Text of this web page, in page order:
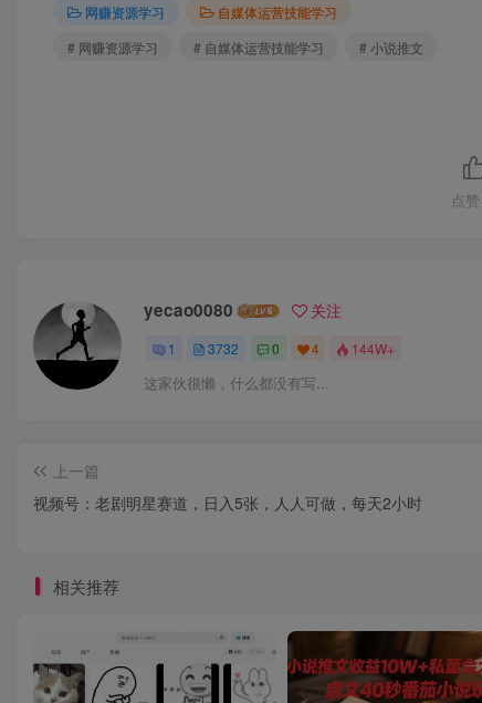
网赚资源学习
自媒体运营技能学习
# 网赚资源学习
# 自媒体运营技能学习 # 小说推文
点赞
yecao0080 关注
1 3732 0 4 144W+
这家伙很懒，什么都没有写...
上一篇
视频号：老剧明星赛道，日入5张，人人可做，每天2小时
相关推荐